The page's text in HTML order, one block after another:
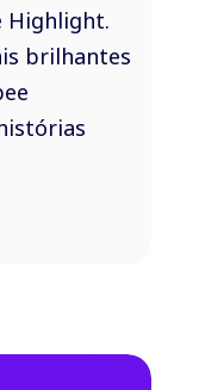
Highlight.
brilhantes